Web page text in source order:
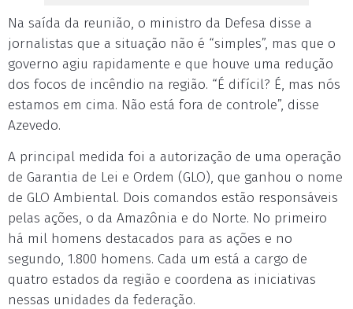
Na saída da reunião, o ministro da Defesa disse a
jornalistas que a situação não é “simples”, mas que o
governo agiu rapidamente e que houve uma redução
dos focos de incêndio na região. “É difícil? É, mas nós
estamos em cima. Não está fora de controle”, disse
Azevedo.
A principal medida foi a autorização de uma operação
de Garantia de Lei e Ordem (GLO), que ganhou o nome
de GLO Ambiental. Dois comandos estão responsáveis
pelas ações, o da Amazônia e do Norte. No primeiro
há mil homens destacados para as ações e no
segundo, 1.800 homens. Cada um está a cargo de
quatro estados da região e coordena as iniciativas
nessas unidades da federação.